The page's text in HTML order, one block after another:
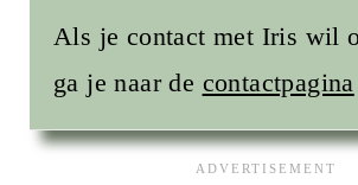
Als je contact met Iris wil
ga je naar de contactpagina